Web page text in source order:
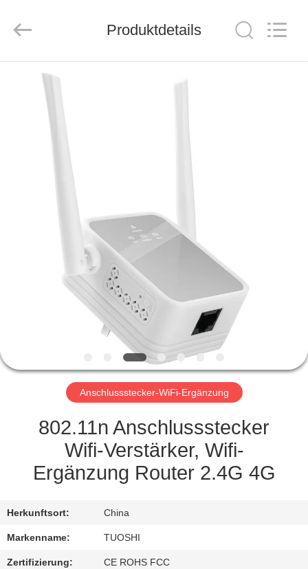
HAUS
PRODUKTE
FABRIK-
AUSFLUG
QUALITÄTSKONTROLLE
SIE
MIT
VERBINDUNG
NACHRICHTEN
FÄLLE
Co.,
Reserved.
Produktdetails
Anschlussstecker-WiFi-Ergänzung
802.11n Anschlussstecker
Wifi-Verstärker, Wifi-
Ergänzung Router 2.4G 4G
Herkunftsort: China
Markenname: TUOSHI
Zertifizierung: CE ROHS FCC